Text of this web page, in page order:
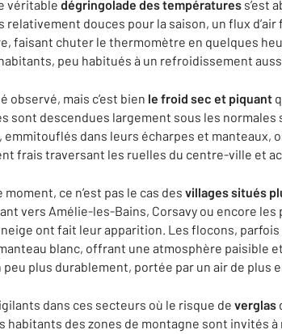
véritable dégringolade des températures s’est
douces pour la saison, un flux
faisant chuter le thermomètre en quelques
peu habitués à un refroidissement
observé, mais c’est bien le froid sec et piquant
sont descendues largement sous les
dans leurs écharpes et manteaux,
frais traversant les ruelles du centre-ville et
ce n’est pas le cas des villages situés
vers Amélie-les-Bains, Corsavy ou encore
ont fait leur apparition. Les flocons,
blanc, offrant une atmosphère paisible
plus durablement, portée par un air de plus
dans ces secteurs où le risque de verglas
habitants des zones de montagne sont invités